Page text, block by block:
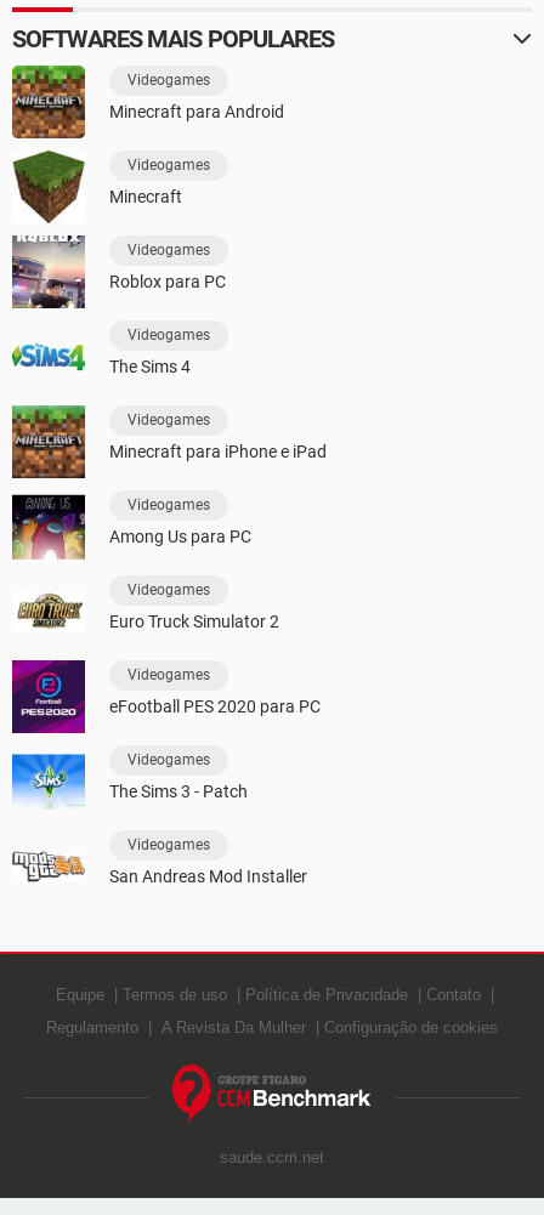
SOFTWARES MAIS POPULARES
Videogames
Minecraft para Android
Videogames
Minecraft
Videogames
Roblox para PC
Videogames
The Sims 4
Videogames
Minecraft para iPhone e iPad
Videogames
Among Us para PC
Videogames
Euro Truck Simulator 2
Videogames
eFootball PES 2020 para PC
Videogames
The Sims 3 - Patch
Videogames
San Andreas Mod Installer
Equipe Termos de uso Política de Privacidade
Contato
Regulamento
A Revista Da Mulher Configuração de cookies
saude.ccm.net